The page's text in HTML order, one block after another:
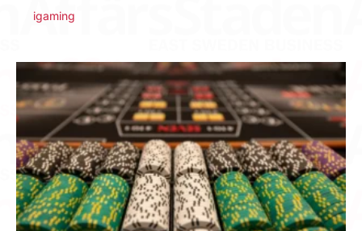
igaming